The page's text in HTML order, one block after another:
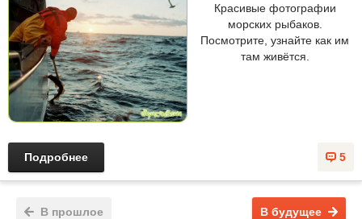
Красивые фотографии
морских рыбаков.
Посмотрите, узнайте как им
там живётся.
5
Подробнее
В будущее
В прошлое